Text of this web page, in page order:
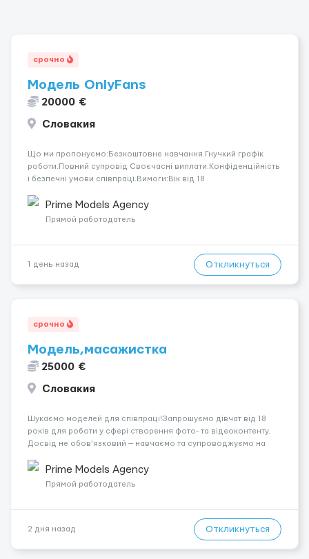
срочно
Модель OnlyFans
20000 €
Словакия
Що ми пропонуємо:Безкоштовне навчання.Гнучкий графік
роботи.Повний супровід Своєчасні виплати.Конфіденційність
і безпечні умови співпраці.Вимоги:Вік від 18
розвиватися.Досвід не обов’язковий.Якщо вас зацікавила
вакансія — залишайте відгук, і ми зв’яжемося ...
Prime Models Agency
Прямой работодатель
1 день назад Откликнуться
срочно
Модель,масажистка
25000 €
Словакия
Шукаємо моделей для співпраці!Запрошуємо дівчат від 18
років для роботи у сфері створення фото- та відеоконтенту.
Досвід не обов’язковий — навчаємо та супроводжуємо на
конфіденційність і професійну підтримку. Працюємо офіційно,
поважаємо особ...
Prime Models Agency
Прямой работодатель
2 дня назад Откликнуться